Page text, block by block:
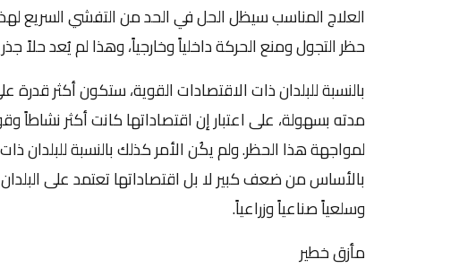
العلاج المناسب سيظل الحل في الحد من التفشي السريع
حظر التجول ومنع الحركة داخلياً وخارجياً، وهذا لم يُعد حلاً
بالنسبة للبلدان ذات الاقتصادات القوية، ستكون أكثر
مدته بسهولة، على اعتبار إن اقتصاداتها كانت أكثر
لمواجهة هذا الحظر. ولم يكُن الأمر كذلك بالنسبة للبلدان
بالأساس من ضعف كبير لا بل اقتصاداتها تعتمد على
وسلعياً صناعياً وزراعياً.
مأزق خطير